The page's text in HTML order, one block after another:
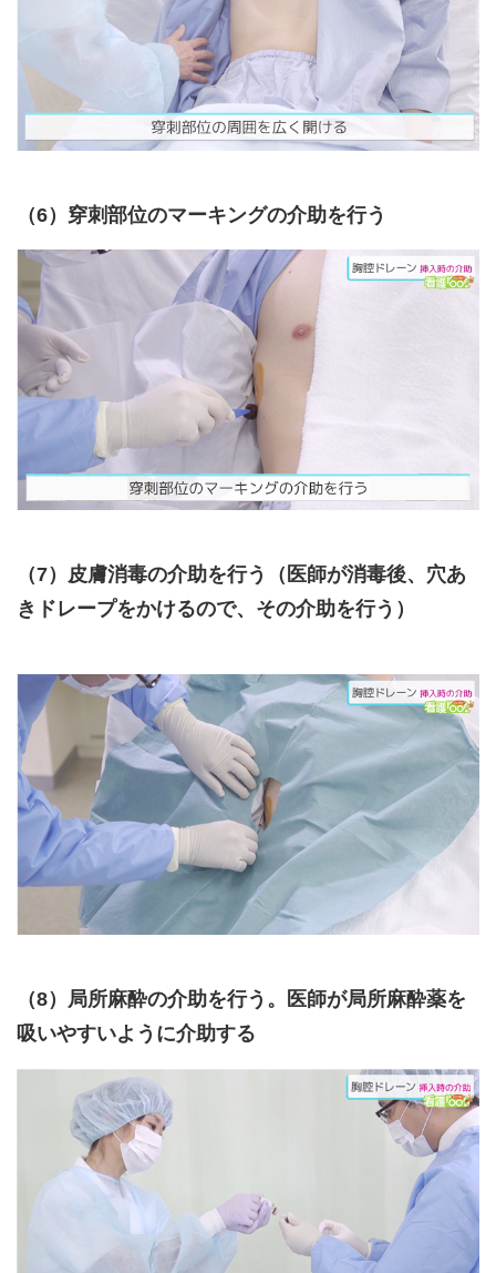
（6）穿刺部位のマーキングの介助を行う
（7）皮膚消毒の介助を行う（医師が消毒後、穴あ
きドレープをかけるので、その介助を行う）
（8）局所麻酔の介助を行う。医師が局所麻酔薬を
吸いやすいように介助する